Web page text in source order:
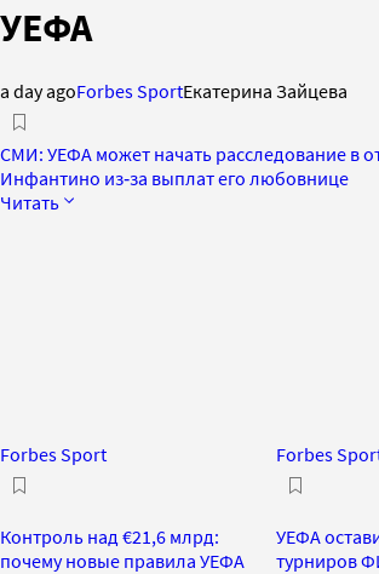
УЕФА
a day agoForbes SportЕкатерина Зайцева
СМИ: УЕФА может начать расследование в
Инфантино из‑за выплат его любовнице
Читать
Forbes Sport
Контроль над €21,6 млрд:
почему новые правила УЕФА
Forbes
УЕФА
турниров